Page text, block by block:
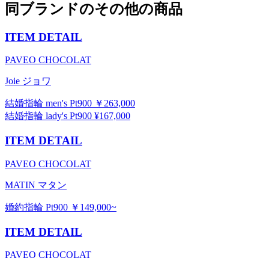
同ブランドのその他の商品
ITEM DETAIL
PAVEO CHOCOLAT
Joie ジョワ
結婚指輪 men's Pt900 ￥263,000
結婚指輪 lady's Pt900 ¥167,000
ITEM DETAIL
PAVEO CHOCOLAT
MATIN マタン
婚約指輪 Pt900 ￥149,000~
ITEM DETAIL
PAVEO CHOCOLAT